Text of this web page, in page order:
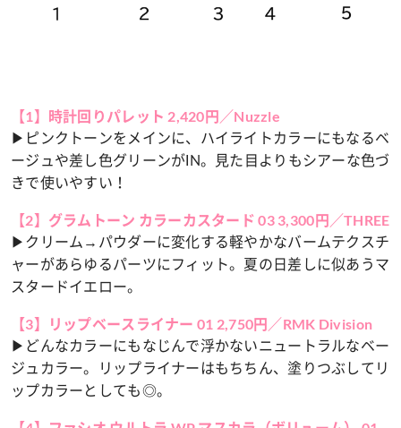
【1】時計回りパレット 2,420円／Nuzzle
▶ピンクトーンをメインに、ハイライトカラーにもなるベ
ージュや差し色グリーンがIN。見た目よりもシアーな色づ
きで使いやすい！
【2】グラムトーン カラーカスタード 03 3,300円／THREE
▶クリーム→パウダーに変化する軽やかなバームテクスチ
ャーがあらゆるパーツにフィット。夏の日差しに似あうマ
スタードイエロー。
【3】リップベースライナー 01 2,750円／RMK Division
▶どんなカラーにもなじんで浮かないニュートラルなベー
ジュカラー。リップライナーはもちちん、塗りつぶしてリ
ップカラーとしても◎。